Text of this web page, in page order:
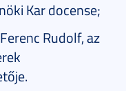
Kar docense;
Rudolf, az